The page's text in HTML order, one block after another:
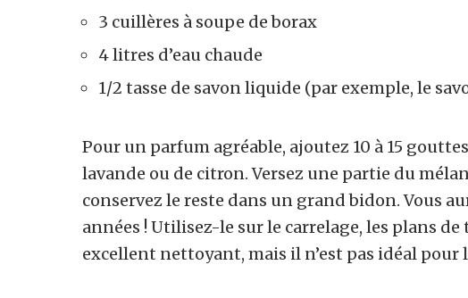
3 cuillères à soupe de borax
4 litres d’eau chaude
1/2 tasse de savon liquide (par exemple, le
Pour un parfum agréable, ajoutez 10 à 15
lavande ou de citron. Versez une partie du
conservez le reste dans un grand bidon. Vous
années ! Utilisez-le sur le carrelage, les plans
excellent nettoyant, mais il n’est pas idéal pour